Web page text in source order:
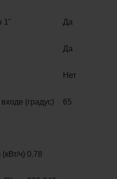
1" Да
Да
Нет
(градус) 65
ч) 0.78